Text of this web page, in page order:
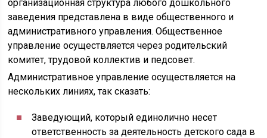
организационная структура любого дошкольного
заведения представлена в виде общественного и
административного управления. Общественное
управление осуществляется через родительский
комитет, трудовой коллектив и педсовет.
Административное управление осуществляется на
нескольких линиях, так сказать:
Заведующий, который единолично несет
ответственность за деятельность детского сада в